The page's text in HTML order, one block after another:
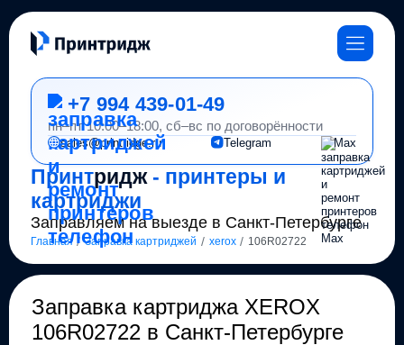
Принтридж- принтеры и
картриджи
Заправляем на выезде в Санкт-Петербурге
Главная / Заправка картриджей / xerox / 106R02722
+7 994 439-01-49
пн–пт 10:00–18:00, сб–вс по договорённости
sales@printridge.ru Telegram Max
Заправка картриджа XEROX
106R02722в Санкт-Петербурге